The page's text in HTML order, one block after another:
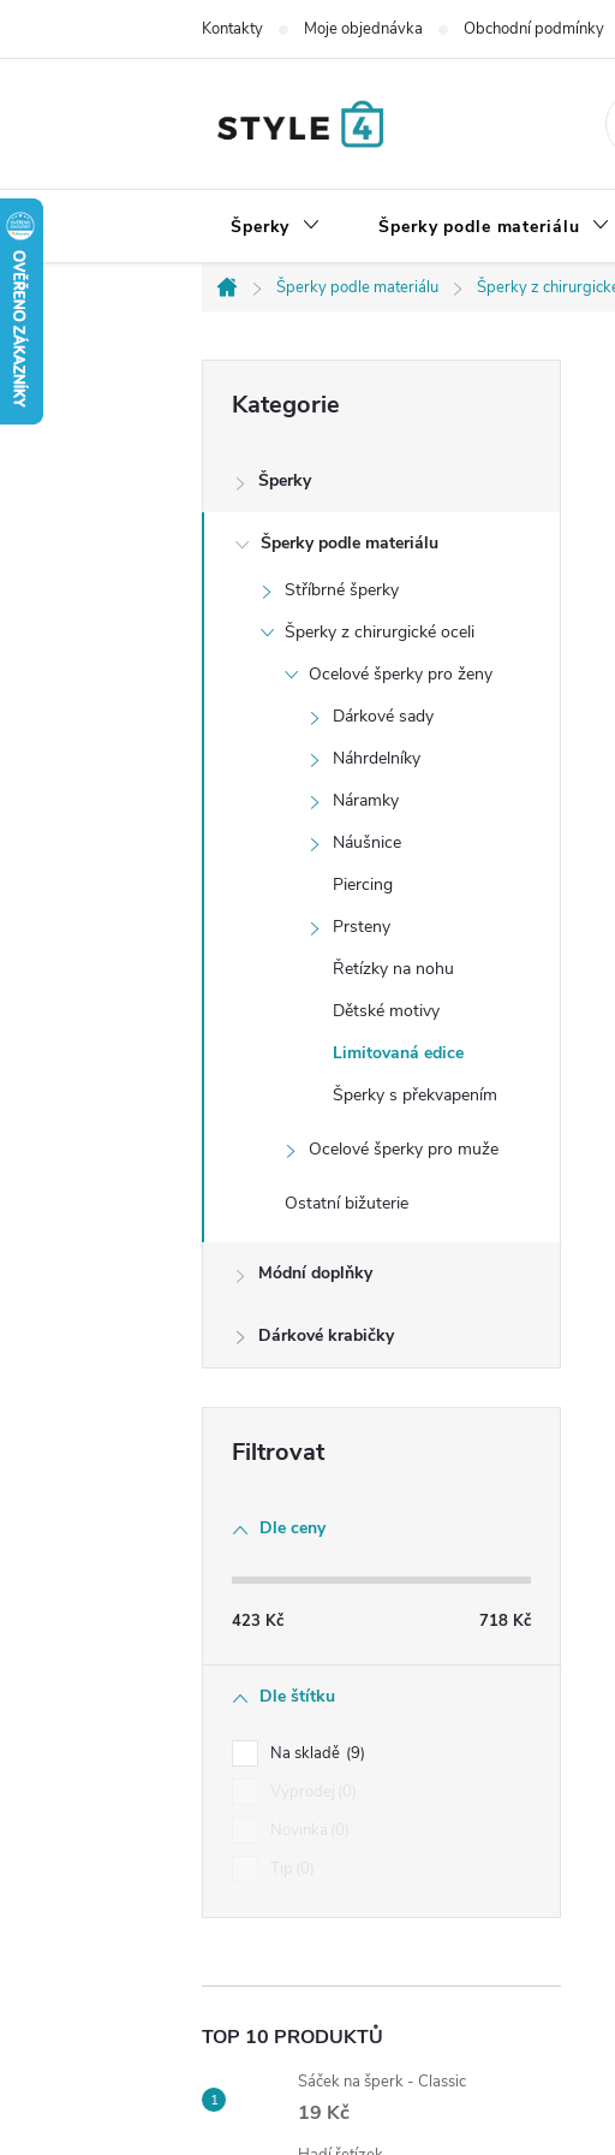
Kontakty Moje objednávka Obchodní podmínky
Šperky Šperky podle materiálu
Domů
Šperky podle materiálu Šperky z
s
kategorie
Kategorie
Šperky
Šperky podle materiálu
Stříbrné šperky
Šperky z chirurgické oceli
Ocelové šperky pro ženy
Dárkové sady
Náhrdelníky
Náramky
Náušnice
Piercing
Prsteny
Řetízky na nohu
Dětské motivy
Limitovaná edice
Šperky s překvapením
Ocelové šperky pro muže
Ostatní bižuterie
Módní doplňky
Dárkové krabičky
Dle ceny
423 Kč 718 Kč
Dle štítku
Na skladě 9
TOP 10 PRODUKTŮ
Sáček na šperk - Classic
19 Kč